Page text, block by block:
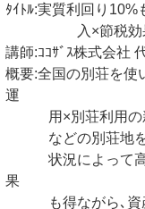
ﾀｲﾄﾙ:実質利回り
入×節税効果
講師:ｺｺｻﾞｽ株式会社
概要:全国の別荘を使
運
用×別荘利用の新
などの別荘地を中
状況によって高い
果
も得ながら､資産